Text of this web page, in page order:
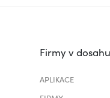
Firmy v dosahu
APLIKACE